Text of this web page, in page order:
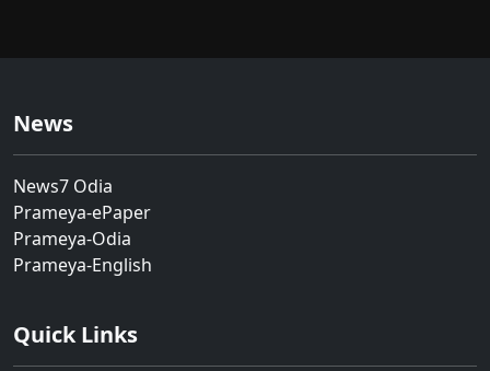
News
News7 Odia
Prameya-ePaper
Prameya-Odia
Prameya-English
Quick Links